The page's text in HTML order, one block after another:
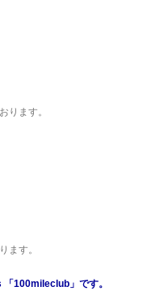
ります。
ます。
100mileclub」です。